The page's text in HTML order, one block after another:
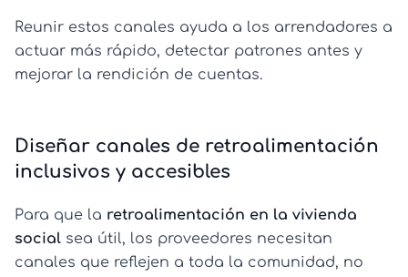
Reunir estos canales ayuda a los arrendadores a
actuar más rápido, detectar patrones antes y
mejorar la rendición de cuentas.
Diseñar canales de retroalimentación
inclusivos y accesibles
Para que la retroalimentación en la vivienda
social sea útil, los proveedores necesitan
canales que reflejen a toda la comunidad, no